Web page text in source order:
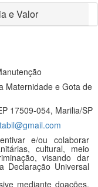
e Valor
Maternidade e Gota de
17509-054, Marilia/SP
e/ou colaborar
cultural, meio
visando dar
Declaração Universal
mediante doações,